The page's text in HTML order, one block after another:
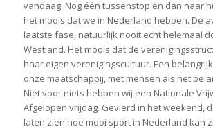
vandaag. Nog één tussenstop en dan naar
het moois dat we in Nederland hebben. De
laatste fase, natuurlijk nooit echt helemaal
Westland. Het moois dat de
haar eigen verenigingscultuur. Een
onze maatschappij, met mensen als het
Niet voor niets hebben wij een Nationale
Afgelopen vrijdag. Gevierd in het weekend,
laten zien hoe mooi sport in Nederland kan